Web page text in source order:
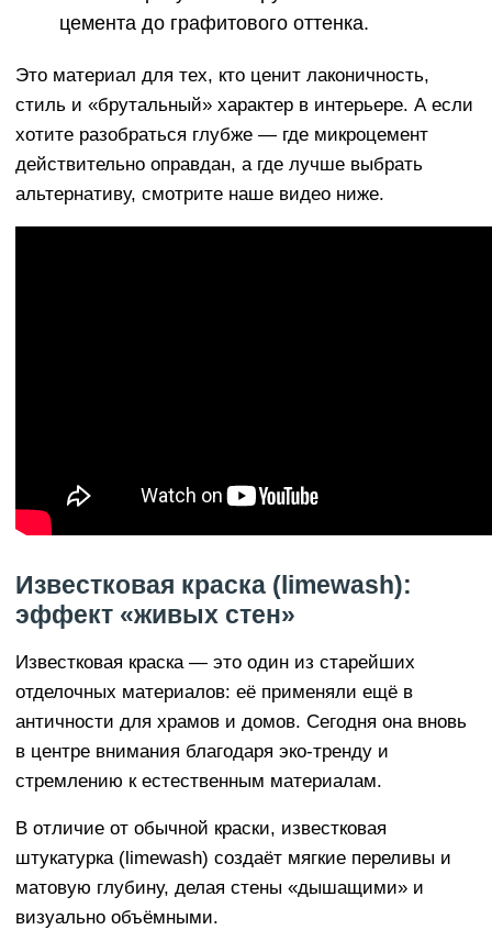
цемента до графитового оттенка.
Это материал для тех, кто ценит лаконичность,
стиль и «брутальный» характер в интерьере. А если
хотите разобраться глубже — где микроцемент
действительно оправдан, а где лучше выбрать
альтернативу, смотрите наше видео ниже.
Известковая краска (limewash):
эффект «живых стен»
Известковая краска — это один из старейших
отделочных материалов: её применяли ещё в
античности для храмов и домов. Сегодня она вновь
в центре внимания благодаря эко-тренду и
стремлению к естественным материалам.
В отличие от обычной краски, известковая
штукатурка (limewash) создаёт мягкие переливы и
матовую глубину, делая стены «дышащими» и
визуально объёмными.